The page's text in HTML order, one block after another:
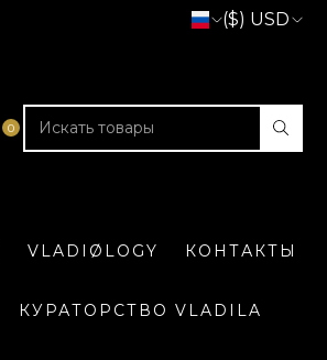
($) USD
VLADIØLOGY КОНТАКТЫ
КУРАТОРСТВО VLADILA